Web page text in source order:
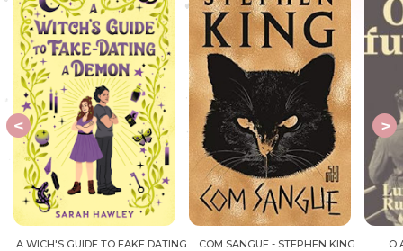
COM SANGUE - STEPHEN KING
O ANTIGO FUTURO - LUIZ